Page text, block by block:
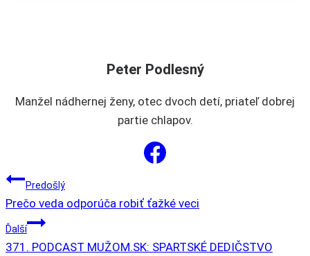
Peter Podlesný
Manžel nádhernej ženy, otec dvoch detí, priateľ dobrej
partie chlapov.
NAVIGÁCIA
V
Predošlý
Prečo veda odporúča robiť ťažké veci
Ďalší
371. PODCAST MUŽOM.SK: SPARTSKÉ DEDIČSTVO